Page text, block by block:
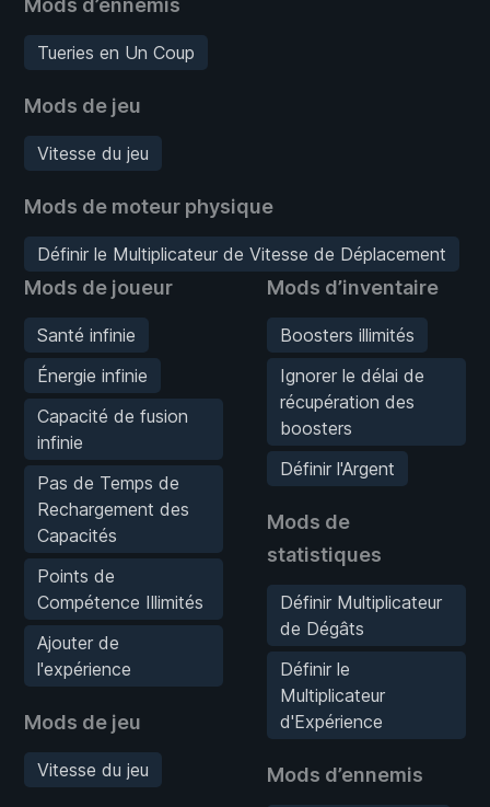
Mods d’ennemis
Tueries en Un Coup
Mods de jeu
Vitesse du jeu
Mods de moteur physique
Définir le Multiplicateur de Vitesse de Déplacement
Mods de joueur
Santé infinie
Énergie infinie
Capacité de fusion
infinie
Pas de Temps de
Rechargement des
Capacités
Points de
Compétence Illimités
Ajouter de
l'expérience
Mods de jeu
Vitesse du jeu
Mods d’inventaire
Boosters illimités
Ignorer le délai de
récupération des
boosters
Définir l'Argent
Mods de
statistiques
Définir Multiplicateur
de Dégâts
Définir le
Multiplicateur
d'Expérience
Mods d’ennemis